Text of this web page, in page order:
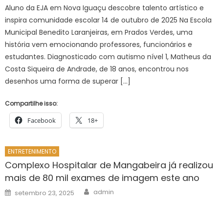
Aluno da EJA em Nova Iguaçu descobre talento artístico e
inspira comunidade escolar 14 de outubro de 2025 Na Escola
Municipal Benedito Laranjeiras, em Prados Verdes, uma
história vem emocionando professores, funcionários e
estudantes. Diagnosticado com autismo nível 1, Matheus da
Costa Siqueira de Andrade, de 18 anos, encontrou nos
desenhos uma forma de superar […]
Compartilhe isso:
Facebook 18+
ENTRETENIMENTO
Complexo Hospitalar de Mangabeira já realizou
mais de 80 mil exames de imagem este ano
Posted
on
setembro 23, 2025 Author
admin